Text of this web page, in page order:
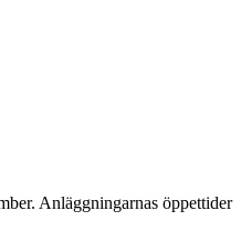
Anläggningarnas öppettider